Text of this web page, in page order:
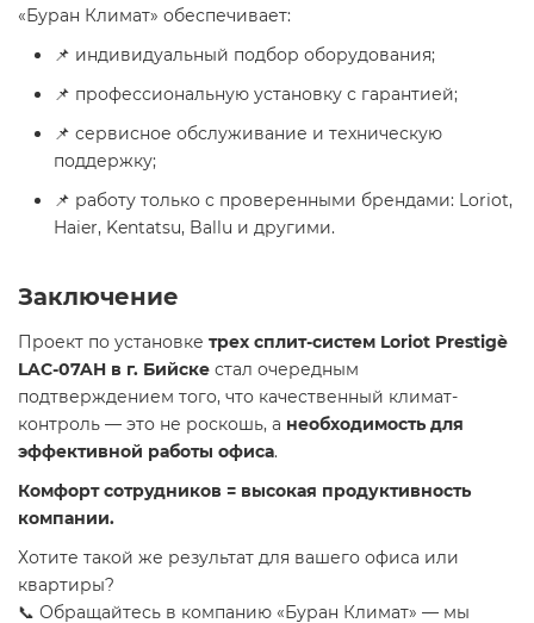
«Буран Климат» обеспечивает:
📌 индивидуальный подбор оборудования;
📌 профессиональную установку с гарантией;
📌 сервисное обслуживание и техническую
поддержку;
📌 работу только с проверенными брендами: Loriot,
Haier, Kentatsu, Ballu и другими.
Заключение
Проект по установке трех сплит-систем Loriot Prestigè
LAC-07AH в г. Бийске стал очередным
подтверждением того, что качественный климат-
контроль — это не роскошь, а необходимость для
эффективной работы офиса.
Комфорт сотрудников = высокая продуктивность
компании.
Хотите такой же результат для вашего офиса или
квартиры?
📞 Обращайтесь в компанию «Буран Климат» — мы